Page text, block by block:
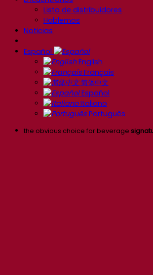
Lista de distribuidores
Hablemos
Noticias
Español
English
Français
简体中文
Español
Italiano
Português
the obvious choice for beverage